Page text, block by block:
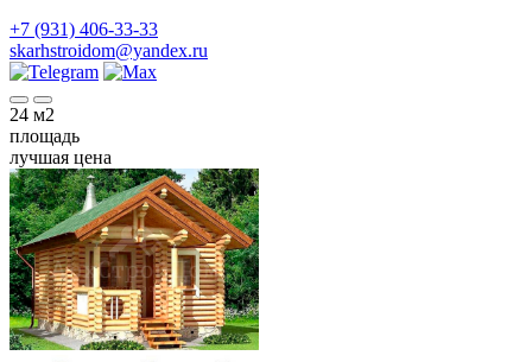
+7 (931) 406-33-33
skarhstroidom@yandex.ru
24 м2
площадь
лучшая цена